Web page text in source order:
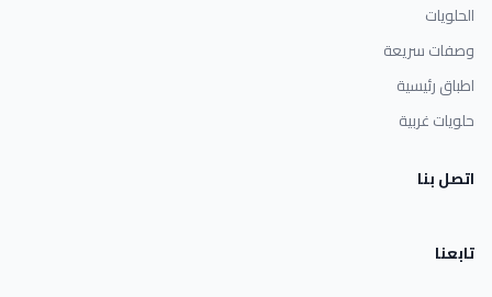
الحلويات
وصفات سريعة
اطباق رئيسية
حلويات غربية
اتصل بنا
تابعنا